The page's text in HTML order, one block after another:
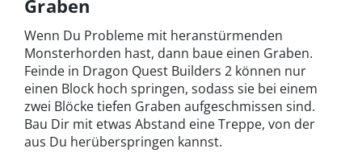
Graben
Wenn Du Probleme mit heranstürmenden
Monsterhorden hast, dann baue einen Graben.
Feinde in Dragon Quest Builders 2 können nur
einen Block hoch springen, sodass sie bei einem
zwei Blöcke tiefen Graben aufgeschmissen sind.
Bau Dir mit etwas Abstand eine Treppe, von der
aus Du herüberspringen kannst.